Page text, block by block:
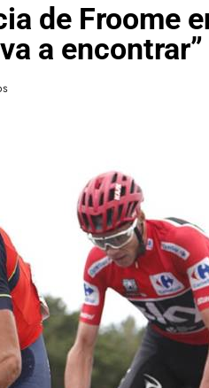
de Froome
a encontrar”